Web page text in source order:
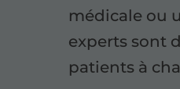
médicale ou
experts sont
patients à